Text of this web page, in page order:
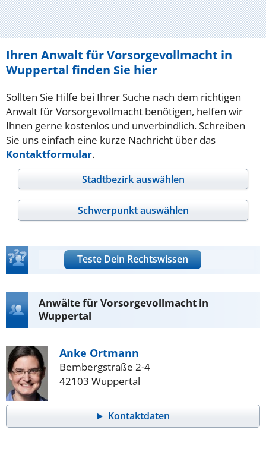
Ihren Anwalt für Vorsorgevollmacht in
Wuppertal finden Sie hier
Sollten Sie Hilfe bei Ihrer Suche nach dem richtigen
Anwalt für Vorsorgevollmacht benötigen, helfen wir
Ihnen gerne kostenlos und unverbindlich. Schreiben
Sie uns einfach eine kurze Nachricht über das
Kontaktformular.
Stadtbezirk auswählen
Schwerpunkt auswählen
Teste Dein Rechtswissen
Anwälte für Vorsorgevollmacht in
Wuppertal
Anke Ortmann
Bembergstraße 2-4
42103 Wuppertal
Kontaktdaten